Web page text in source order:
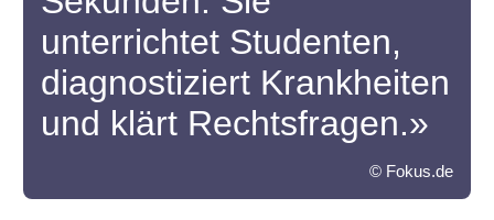
unterrichtet Studenten,
diagnostiziert Krankheiten
und klärt Rechtsfragen.»
© Fokus.de